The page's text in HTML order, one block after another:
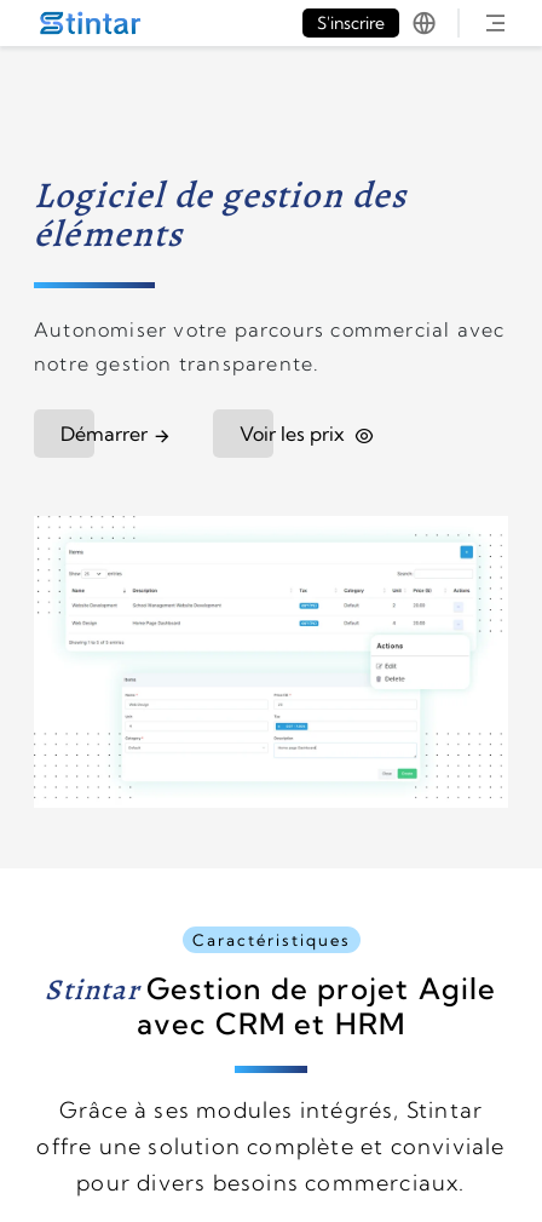
put google tag in file
S'inscrire
Logiciel de gestion des
éléments
Autonomiser votre parcours commercial avec
notre gestion transparente.
Démarrer Voir les prix
Caractéristiques
StintarGestion de projet Agile
avec CRM et HRM
Grâce à ses modules intégrés, Stintar
offre une solution complète et conviviale
pour divers besoins commerciaux.